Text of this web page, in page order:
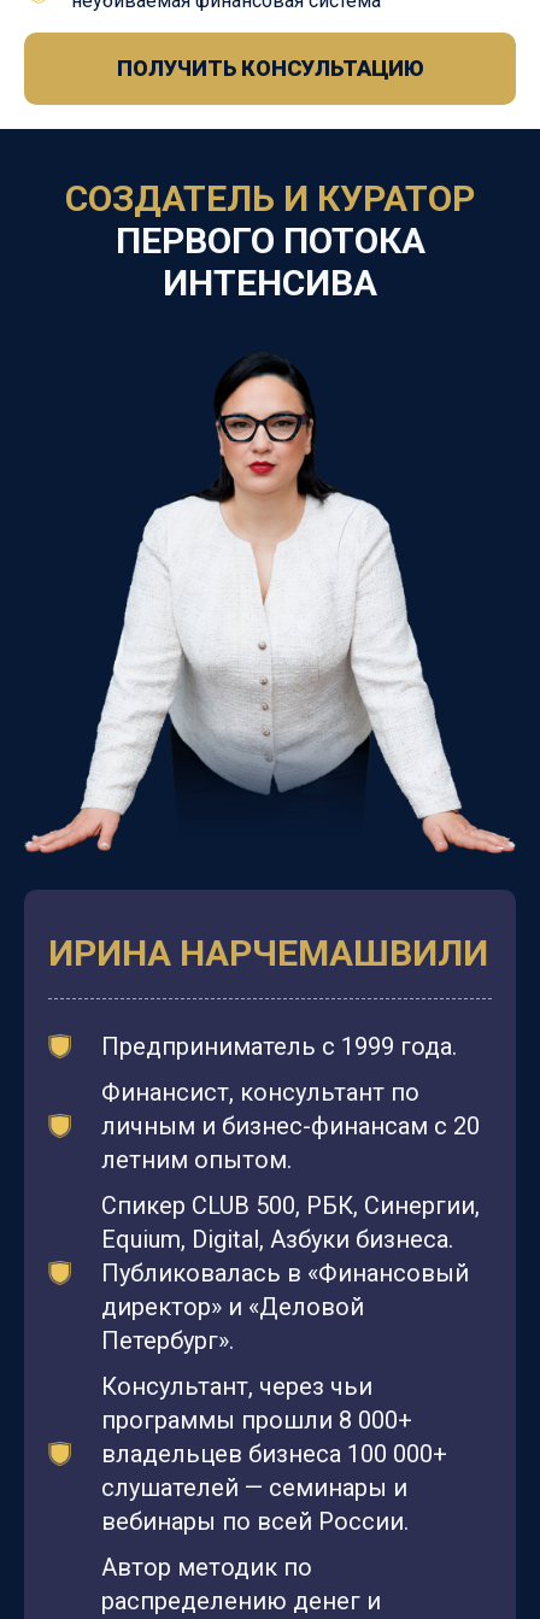
ПОЛУЧИТЬ КОНСУЛЬТАЦИЮ
СОЗДАТЕЛЬ И КУРАТОР
ПЕРВОГО ПОТОКА
ИНТЕНСИВА
ИРИНА НАРЧЕМАШВИЛИ
Предприниматель с 1999 года.
Финансист, консультант по
личным и бизнес-финансам с 20
летним опытом.
Спикер CLUB 500, РБК, Синергии,
Equium, Digital, Азбуки бизнеса.
Публиковалась в «Финансовый
директор» и «Деловой
Петербург».
Консультант, через чьи
программы прошли 8 000+
владельцев бизнеса 100 000+
слушателей — семинары и
вебинары по всей России.
Автор методик по
распределению денег и